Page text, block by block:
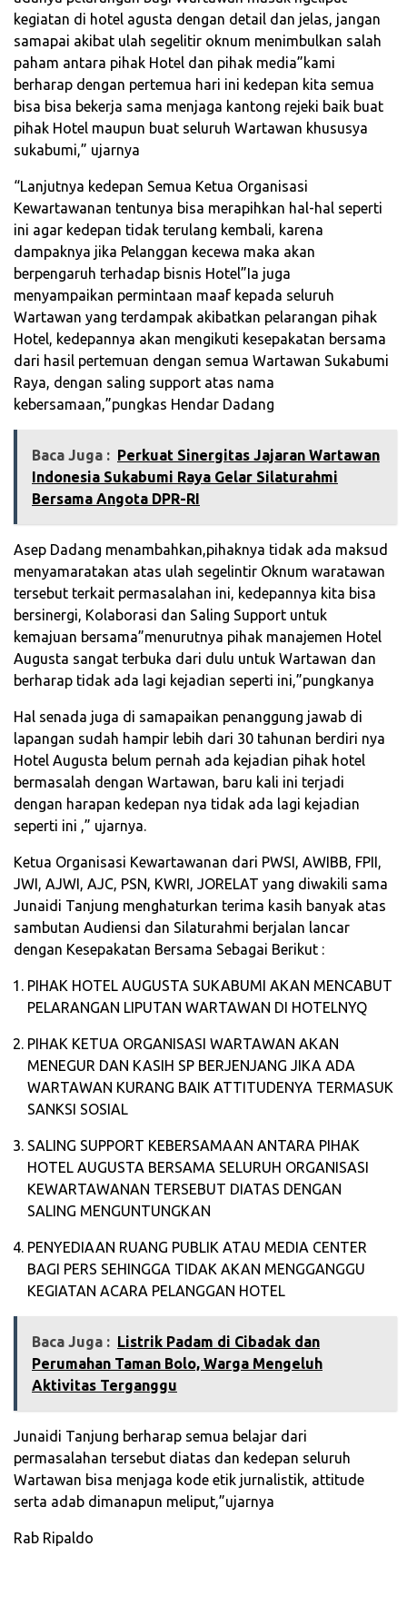
kegiatan di hotel agusta dengan detail dan jelas, jangan
samapai akibat ulah segelitir oknum menimbulkan salah
paham antara pihak Hotel dan pihak media”kami
berharap dengan pertemua hari ini kedepan kita semua
bisa bisa bekerja sama menjaga kantong rejeki baik buat
pihak Hotel maupun buat seluruh Wartawan khususya
sukabumi,” ujarnya
“Lanjutnya kedepan Semua Ketua Organisasi
Kewartawanan tentunya bisa merapihkan hal-hal seperti
ini agar kedepan tidak terulang kembali, karena
dampaknya jika Pelanggan kecewa maka akan
berpengaruh terhadap bisnis Hotel”Ia juga
menyampaikan permintaan maaf kepada seluruh
Wartawan yang terdampak akibatkan pelarangan pihak
Hotel, kedepannya akan mengikuti kesepakatan bersama
dari hasil pertemuan dengan semua Wartawan Sukabumi
Raya, dengan saling support atas nama
kebersamaan,”pungkas Hendar Dadang
Baca Juga : Perkuat Sinergitas Jajaran Wartawan
Indonesia Sukabumi Raya Gelar Silaturahmi
Bersama Angota DPR-RI
Asep Dadang menambahkan,pihaknya tidak ada maksud
menyamaratakan atas ulah segelintir Oknum waratawan
tersebut terkait permasalahan ini, kedepannya kita bisa
bersinergi, Kolaborasi dan Saling Support untuk
kemajuan bersama”menurutnya pihak manajemen Hotel
Augusta sangat terbuka dari dulu untuk Wartawan dan
berharap tidak ada lagi kejadian seperti ini,”pungkanya
Hal senada juga di samapaikan penanggung jawab di
lapangan sudah hampir lebih dari 30 tahunan berdiri nya
Hotel Augusta belum pernah ada kejadian pihak hotel
bermasalah dengan Wartawan, baru kali ini terjadi
dengan harapan kedepan nya tidak ada lagi kejadian
seperti ini ,” ujarnya.
Ketua Organisasi Kewartawanan dari PWSI, AWIBB, FPII,
JWI, AJWI, AJC, PSN, KWRI, JORELAT yang diwakili sama
Junaidi Tanjung menghaturkan terima kasih banyak atas
sambutan Audiensi dan Silaturahmi berjalan lancar
dengan Kesepakatan Bersama Sebagai Berikut :
PIHAK HOTEL AUGUSTA SUKABUMI AKAN MENCABUT
PELARANGAN LIPUTAN WARTAWAN DI HOTELNYQ
PIHAK KETUA ORGANISASI WARTAWAN AKAN
MENEGUR DAN KASIH SP BERJENJANG JIKA ADA
WARTAWAN KURANG BAIK ATTITUDENYA TERMASUK
SANKSI SOSIAL
SALING SUPPORT KEBERSAMAAN ANTARA PIHAK
HOTEL AUGUSTA BERSAMA SELURUH ORGANISASI
KEWARTAWANAN TERSEBUT DIATAS DENGAN
SALING MENGUNTUNGKAN
PENYEDIAAN RUANG PUBLIK ATAU MEDIA CENTER
BAGI PERS SEHINGGA TIDAK AKAN MENGGANGGU
KEGIATAN ACARA PELANGGAN HOTEL
Baca Juga : ‎Listrik Padam di Cibadak dan
Perumahan Taman Bolo, Warga Mengeluh
Aktivitas Terganggu‎
Junaidi Tanjung berharap semua belajar dari
permasalahan tersebut diatas dan kedepan seluruh
Wartawan bisa menjaga kode etik jurnalistik, attitude
serta adab dimanapun meliput,”ujarnya
Rab Ripaldo